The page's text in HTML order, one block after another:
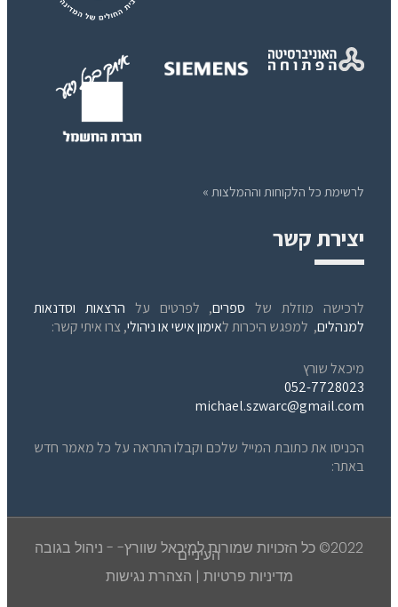
לרשימת כל הלקוחות וההמלצות »
יצירת קשר
לרכישה מוזלת של ספרים, לפרטים על הרצאות וסדנאות
למנהלים, למפגש היכרות לאימון אישי או ניהולי, צרו איתי קשר:
מיכאל שורץ
052-7728023
michael.szwarc@gmail.com
הכניסו את כתובת המייל שלכם וקבלו התראה על כל מאמר חדש
באתר:
2022© כל הזכויות שמורות למיכאל שוורץ- - ניהול בגובה
העיניים
מדיניות פרטיות | הצהרת נגישות